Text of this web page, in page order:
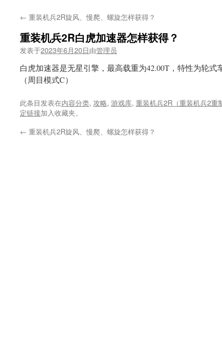
← 重装机兵2R旋风、慢爬、螺旋怎样获得？
重装机兵2R白虎加速器怎样获得？
发表于2023年6月20日由管理员
白虎加速器是无星引擎，最高载重为42.00T，特性为轮
（周目模式C）
此条目发表在内容分类, 攻略, 游戏库, 重装机兵2R（重装机兵2重
定链接加入收藏夹。
← 重装机兵2R旋风、慢爬、螺旋怎样获得？